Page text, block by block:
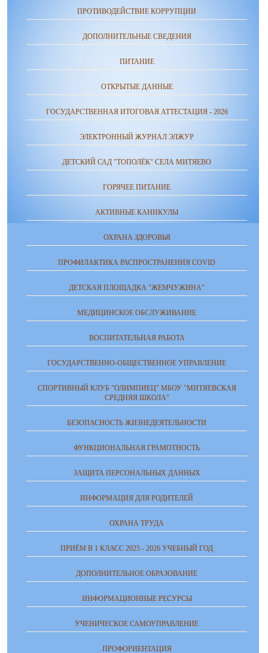
ПРОТИВОДЕЙСТВИЕ КОРРУПЦИИ
ДОПОЛНИТЕЛЬНЫЕ СВЕДЕНИЯ
ПИТАНИЕ
ОТКРЫТЫЕ ДАННЫЕ
ГОСУДАРСТВЕННАЯ ИТОГОВАЯ АТТЕСТАЦИЯ - 2026
ЭЛЕКТРОННЫЙ ЖУРНАЛ ЭЛЖУР
ДЕТСКИЙ САД "ТОПОЛЁК" СЕЛА МИТЯЕВО
ГОРЯЧЕЕ ПИТАНИЕ
АКТИВНЫЕ КАНИКУЛЫ
ОХРАНА ЗДОРОВЬЯ
ПРОФИЛАКТИКА РАСПРОСТРАНЕНИЯ COVID
ДЕТСКАЯ ПЛОЩАДКА "ЖЕМЧУЖИНА"
МЕДИЦИНСКОЕ ОБСЛУЖИВАНИЕ
ВОСПИТАТЕЛЬНАЯ РАБОТА
ГОСУДАРСТВЕННО-ОБЩЕСТВЕННОЕ УПРАВЛЕНИЕ
СПОРТИВНЫЙ КЛУБ "ОЛИМПИЕЦ" МБОУ "МИТЯЕВСКАЯ
СРЕДНЯЯ ШКОЛА"
БЕЗОПАСНОСТЬ ЖИЗНЕДЕЯТЕЛЬНОСТИ
ФУНКЦИОНАЛЬНАЯ ГРАМОТНОСТЬ
ЗАЩИТА ПЕРСОНАЛЬНЫХ ДАННЫХ
ИНФОРМАЦИЯ ДЛЯ РОДИТЕЛЕЙ
ОХРАНА ТРУДА
ПРИЁМ В 1 КЛАСС 2025 - 2026 УЧЕБНЫЙ ГОД
ДОПОЛНИТЕЛЬНОЕ ОБРАЗОВАНИЕ
ИНФОРМАЦИОННЫЕ РЕСУРСЫ
УЧЕНИЧЕСКОЕ САМОУПРАВЛЕНИЕ
ПРОФОРИЕНТАЦИЯ